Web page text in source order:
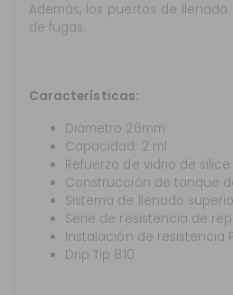
Además, los puertos de
de fugas.
Características:
Diámetro 26mm
Capacidad: 2 ml
Refuerzo de vidrio de sílice
Construcción de tanque
Sistema de llenado
Serie de resistencia de
Instalación de resistencia
Drip Tip 810